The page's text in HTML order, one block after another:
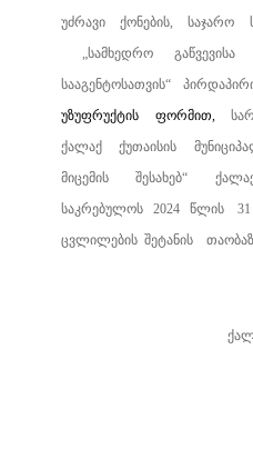
უძრავიქონების,საჯარო
„სამხედრო
სააგენტოსათვის“
უზუფრუქტის
ფორმით,
ქალაქ
ქუთაისის
მიცემის
შესახებ“
საკრებულოს 2024 წლის
ცვლილების შეტანის